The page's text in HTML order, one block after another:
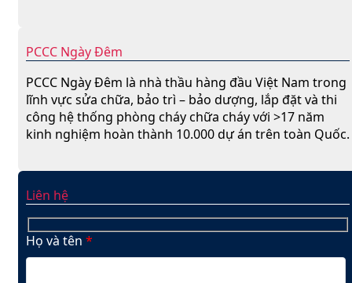
PCCC Ngày Đêm
PCCC Ngày Đêm là nhà thầu hàng đầu Việt Nam trong
lĩnh vực sửa chữa, bảo trì – bảo dượng, lắp đặt và thi
công hệ thống phòng cháy chữa cháy với >17 năm
kinh nghiệm hoàn thành 10.000 dự án trên toàn Quốc.
Liên hệ
Họ và tên *